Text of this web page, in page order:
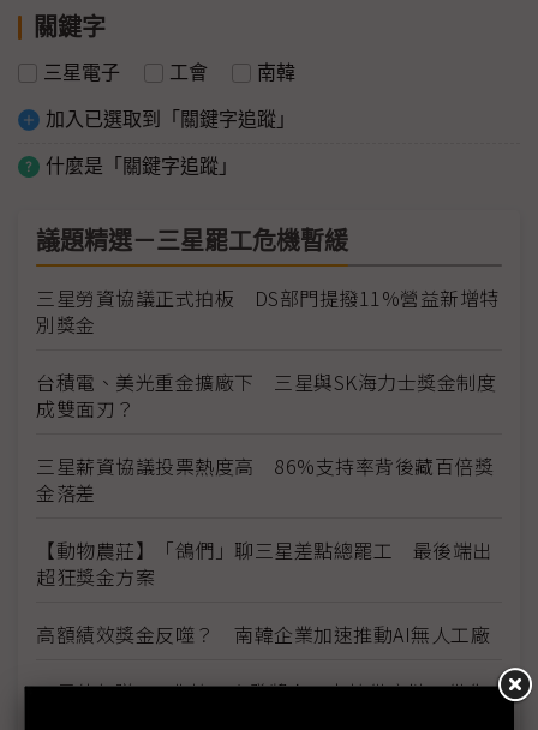
關鍵字
三星電子 工會 南韓
加入已選取到「關鍵字追蹤」
什麼是「關鍵字追蹤」
議題精選－三星罷工危機暫緩
三星勞資協議正式拍板 DS部門提撥11%營益新增特
別獎金
台積電、美光重金擴廠下 三星與SK海力士獎金制度
成雙面刃？
三星薪資協議投票熱度高 86%支持率背後藏百倍獎
金落差
【動物農莊】「鴿們」聊三星差點總罷工 最後端出
超狂獎金方案
高額績效獎金反噬？ 南韓企業加速推動AI無人工廠
三星估年賺370兆韓元大發獎金 南韓供應鏈：供貨